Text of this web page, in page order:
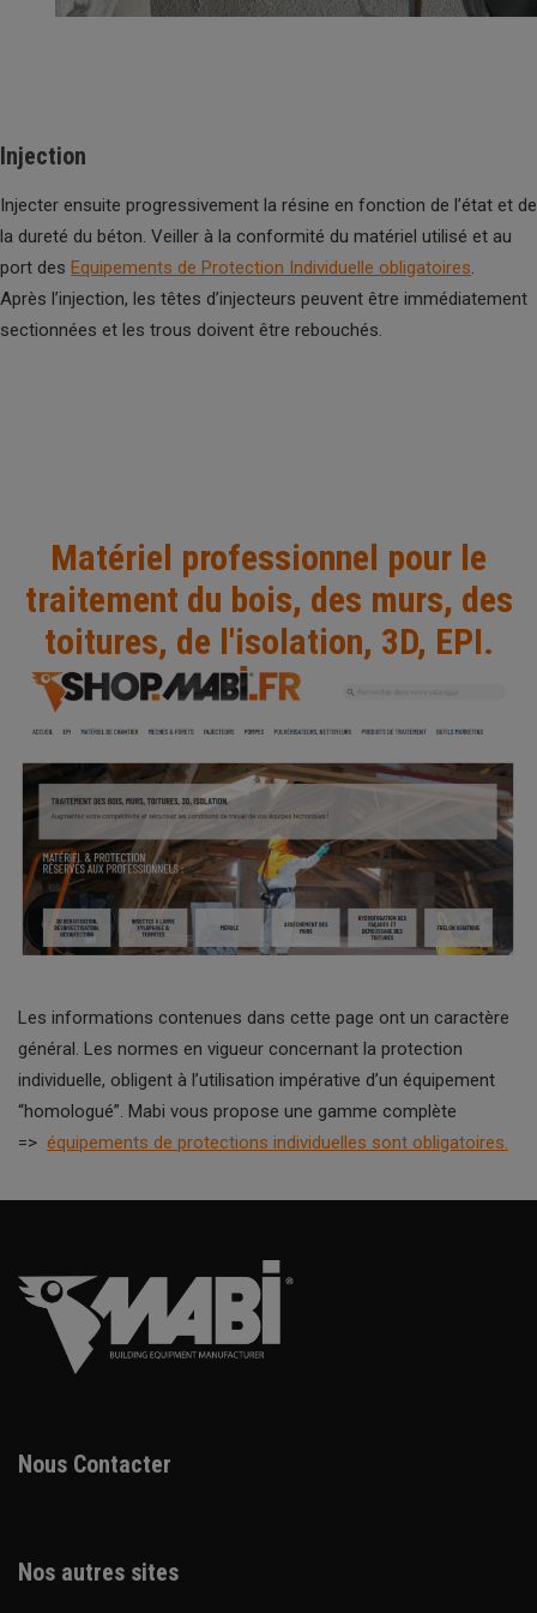
Injection
Injecter ensuite progressivement la résine en fonction de l’état et de
la dureté du béton. Veiller à la conformité du matériel utilisé et au
port des Equipements de Protection Individuelle obligatoires.
Après l’injection, les têtes d’injecteurs peuvent être immédiatement
sectionnées et les trous doivent être rebouchés.
Matériel professionnel pour le
traitement du bois, des murs, des
toitures, de l'isolation, 3D, EPI.
Les informations contenues dans cette page ont un caractère
général. Les normes en vigueur concernant la protection
individuelle, obligent à l’utilisation impérative d’un équipement
“homologué”. Mabi vous propose une gamme complète
=> équipements de protections individuelles sont obligatoires.
Nous Contacter
Nos autres sites